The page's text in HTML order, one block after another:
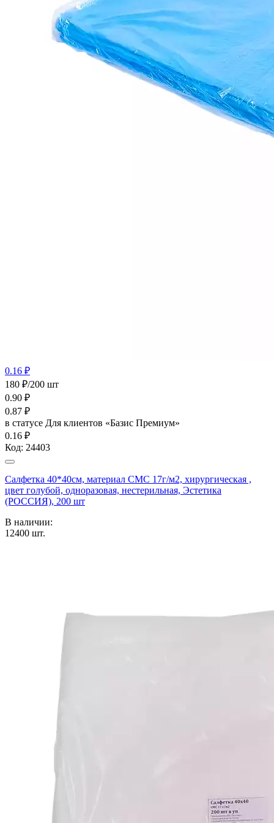
0.16 ₽
180 ₽/200 шт
0.90 ₽
0.87 ₽
в статусе Для клиентов «Базис Премиум»
0.16 ₽
Код: 24403
Салфетка 40*40см, материал СМС 17г/м2, хирургическая ,
цвет голубой, одноразовая, нестерильная, Эстетика
(РОССИЯ), 200 шт
В наличии:
12400 шт.